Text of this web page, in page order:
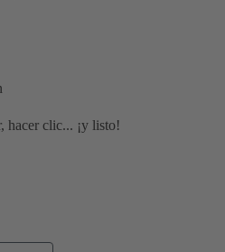
hacer clic... ¡y listo!